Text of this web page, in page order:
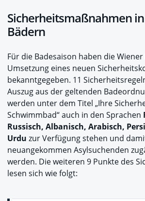
Sicherheitsmaßnahmen
Bädern
Für die Badesaison haben die
Umsetzung eines neuen
bekanntgegeben. 11
Auszug aus der geltenden
werden unter dem Titel „Ihre
Schwimmbad“ auch in den Sprachen
Russisch, Albanisch, Arabisch,
Urdu zur Verfügung stehen und
neuangekommen Asylsuchenden
werden. Die weiteren 9 Punkte des
lesen sich wie folgt: